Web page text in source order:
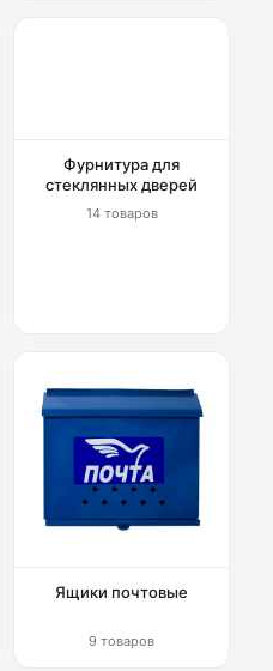
Фурнитура для
стеклянных дверей
14 товаров
Ящики почтовые
9 товаров